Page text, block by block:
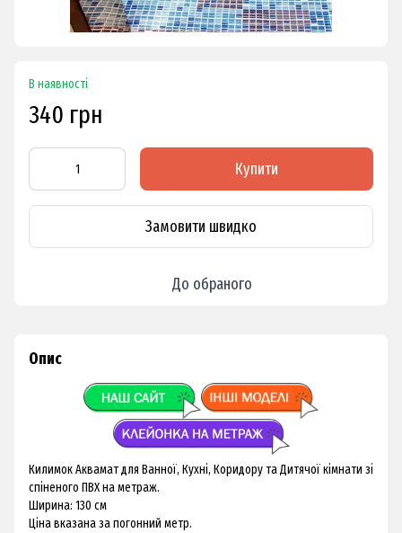
В наявності
340 грн
Купити
Замовити швидко
До обраного
Опис
Килимок Аквамат для Ванної, Кухні, Коридору та Дитячої кімнати зі
спіненого ПВХ на метраж.
Ширина: 130 см
Ціна вказана за погонний метр.